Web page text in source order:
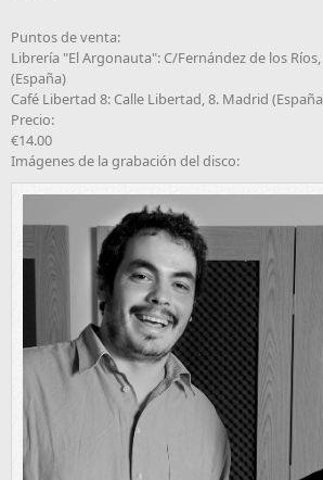
Puntos de venta:
Librería "El Argonauta": C/Fernández de los
(España)
Café Libertad 8: Calle Libertad, 8. Madrid
Precio:
€14.00
Imágenes de la grabación del disco: